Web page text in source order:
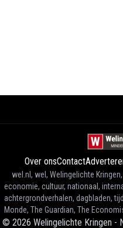
Over onsContact
wel.nl, wel, Welingelichte
economie, cultuur, nationaal,
achtergrondverhalen, dagbladen,
Monde, The Guardian, The
© 2026 Welingelichte Kringen -